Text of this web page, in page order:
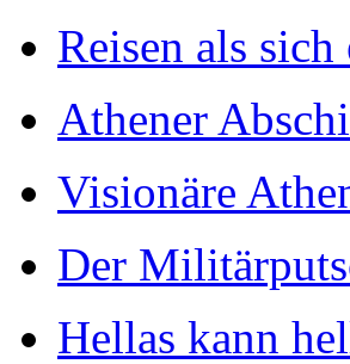
Reisen als sich
Athener
Visionäre
Der
Hellas kann